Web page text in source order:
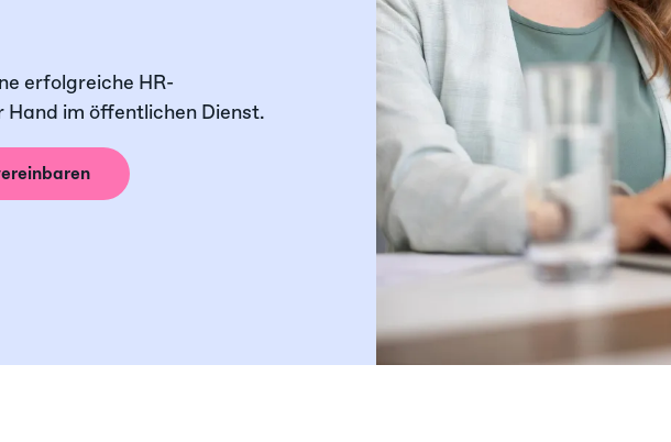
erfolgreiche HR-
Hand im öffentlichen Dienst.